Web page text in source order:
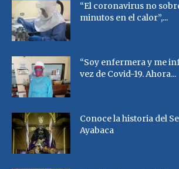
“El coronavirus no
minutos en el calor”,...
“Soy enfermera y me
vez de Covid-19. Ahora...
Conoce la historia del
Ayabaca